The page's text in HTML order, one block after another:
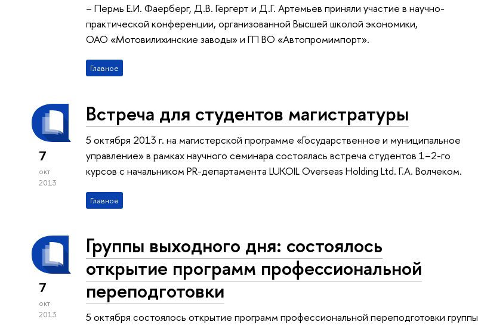
– Пермь Е.И. Фаерберг, Д.В. Гергерт и Д.Г. Артемьев приняли участие в научно-
практической конференции, организованной Высшей школой экономики,
ОАО «Мотовилихинские заводы» и ГП ВО «Автопромимпорт».
Главное
7
окт
2013
Встреча для студентов магистратуры
5 октября 2013 г. на магистерской программе «Государственное и муниципальное
управление» в рамках научного семинара состоялась встреча студентов 1–2-го
курсов с начальником PR-департамента LUKOIL Overseas Holding Ltd. Г.А. Волчеком.
Главное
7
окт
2013
Группы выходного дня: состоялось
открытие программ профессиональной
переподготовки
5 октября состоялось открытие программ профессиональной переподготовки группы